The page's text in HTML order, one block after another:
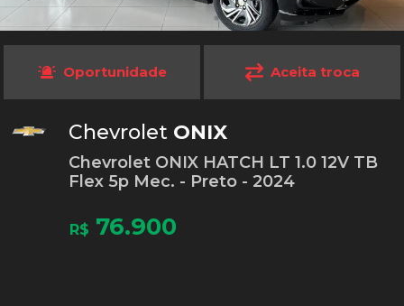
Oportunidade Aceita troca
Chevrolet ONIX
Chevrolet ONIX HATCH LT 1.0 12V TB
Flex 5p Mec. - Preto - 2024
R$ 76.900